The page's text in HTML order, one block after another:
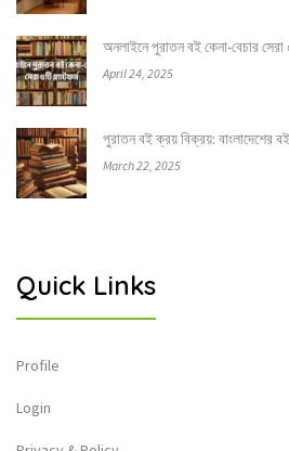
অনলাইনে পুরাতন বই কেনা-বেচার সেরা
April 24, 2025
পুরাতন বই ক্রয় বিক্রয়: বাংলাদেশের
March 22, 2025
Quick Links
Profile
Login